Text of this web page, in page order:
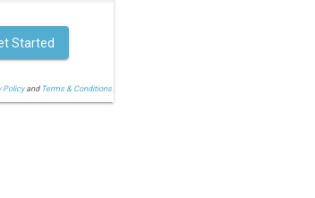
Policyand Terms & Conditions.
Started